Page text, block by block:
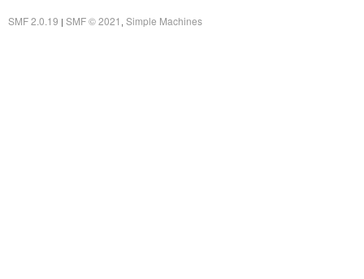
SMF 2.0.19 | SMF © 2021 Simple Machines